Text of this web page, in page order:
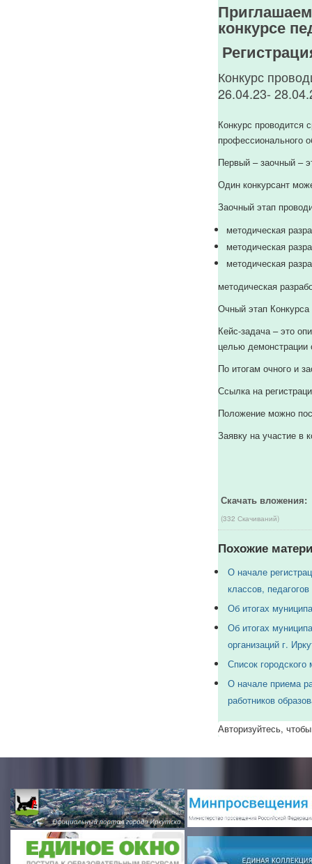
конкурсе
Конкурс
26.04.23-
Конкурс проводится
профессионального
Первый – заочный –
Один конкурсант
Заочный этап
методическая
методическая
методическая
методическая
Очный этап
Кейс-задача – это
целью демонстрации
По итогам очного и
Ссылка на
Положение можно
Заявку на участие в
Скачать вложения:
(332 Скачиваний)
Похожие
О начале
классов,
Об итогах
Об итогах
организаций г.
Список
О начале приема
работников
Авторизуйтесь,